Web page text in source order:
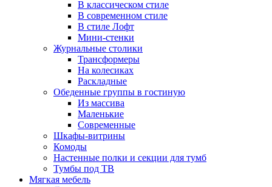
В классическом стиле
В современном стиле
В стиле Лофт
Мини-стенки
Журнальные столики
Трансформеры
На колесиках
Раскладные
Обеденные группы в гостиную
Из массива
Маленькие
Современные
Шкафы-витрины
Комоды
Настенные полки и секции для тумб
Тумбы под ТВ
Мягкая мебель